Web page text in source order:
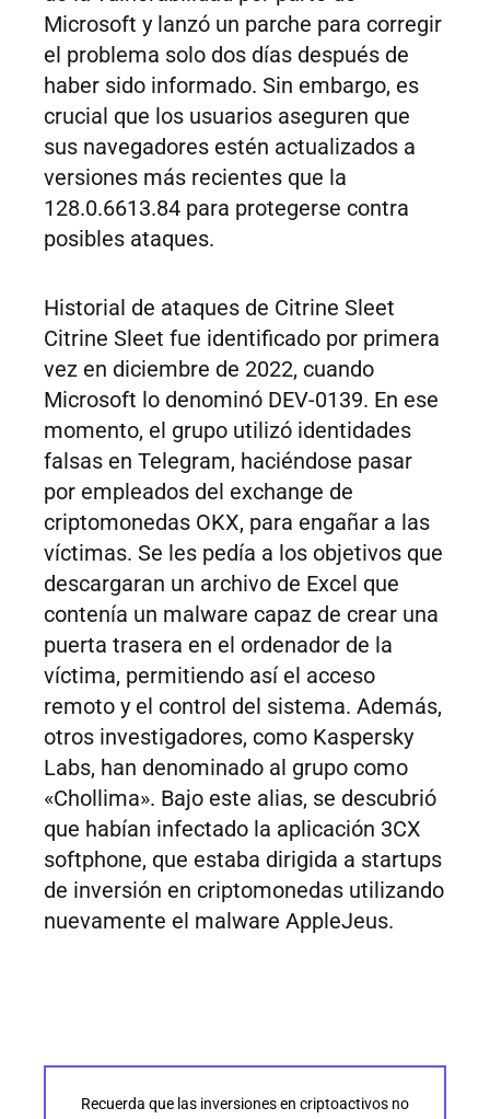
Microsoft y lanzó un parche para corregir
el problema solo dos días después de
haber sido informado. Sin embargo, es
crucial que los usuarios aseguren que
sus navegadores estén actualizados a
versiones más recientes que la
128.0.6613.84 para protegerse contra
posibles ataques.
Historial de ataques de Citrine Sleet
Citrine Sleet fue identificado por primera
vez en diciembre de 2022, cuando
Microsoft lo denominó DEV-0139. En ese
momento, el grupo utilizó identidades
falsas en Telegram, haciéndose pasar
por empleados del exchange de
criptomonedas OKX, para engañar a las
víctimas. Se les pedía a los objetivos que
descargaran un archivo de Excel que
contenía un malware capaz de crear una
puerta trasera en el ordenador de la
víctima, permitiendo así el acceso
remoto y el control del sistema. Además,
otros investigadores, como Kaspersky
Labs, han denominado al grupo como
«Chollima». Bajo este alias, se descubrió
que habían infectado la aplicación 3CX
softphone, que estaba dirigida a startups
de inversión en criptomonedas utilizando
nuevamente el malware AppleJeus.
Recuerda que las inversiones en criptoactivos no